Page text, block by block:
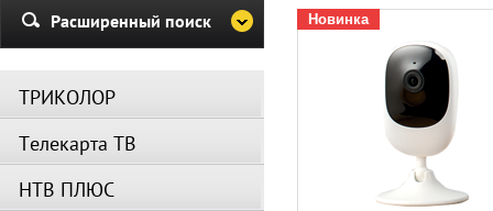
Убедительная просьба в
период не производить поиск
каналов и не перезагружать
спутниковое оборудование.
Вещание телеканалов и
сервисов возобновится
автоматически по завершении
профилактических работ.
Новинка
Расширенный поиск
ТРИКОЛОР
Телекарта ТВ
НТВ ПЛЮС